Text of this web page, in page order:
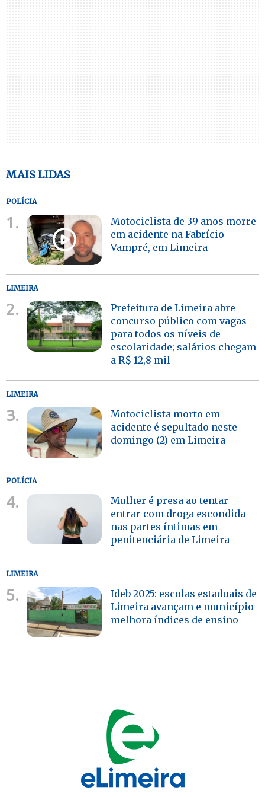
MAIS LIDAS
POLÍCIA
1.
Motociclista de 39 anos morre
em acidente na Fabrício
Vampré, em Limeira
LIMEIRA
2.
Prefeitura de Limeira abre
concurso público com vagas
para todos os níveis de
escolaridade; salários chegam
a R$ 12,8 mil
LIMEIRA
3.
Motociclista morto em
acidente é sepultado neste
domingo (2) em Limeira
POLÍCIA
4.
Mulher é presa ao tentar
entrar com droga escondida
nas partes íntimas em
penitenciária de Limeira
LIMEIRA
5.
Ideb 2025: escolas estaduais de
Limeira avançam e município
melhora índices de ensino